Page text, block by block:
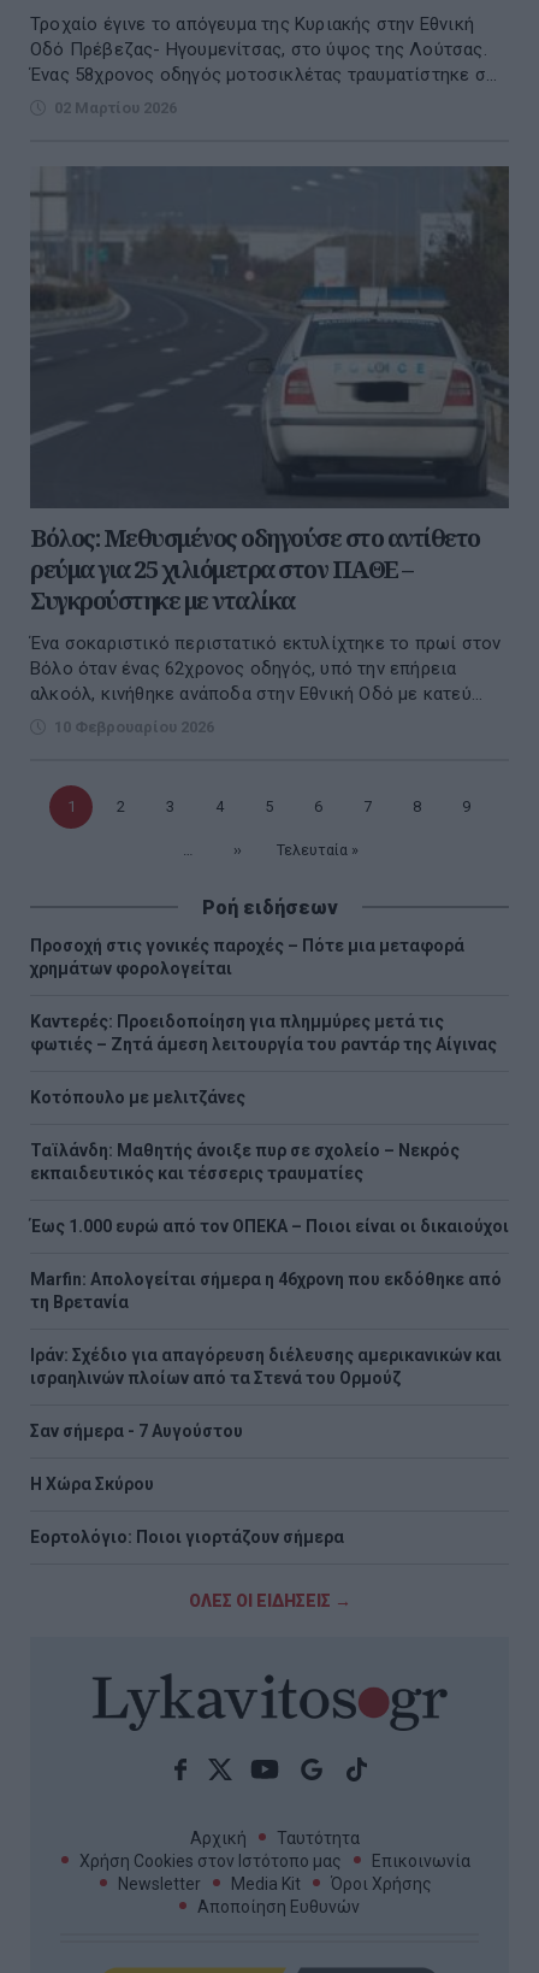
Τροχαίο έγινε το απόγευμα της Κυριακής στην Εθνική
Οδό Πρέβεζας- Ηγουμενίτσας, στο ύψος της Λούτσας.
Ένας 58χρονος οδηγός μοτοσικλέτας τραυματίστηκε σ...
02 Μαρτίου 2026
Βόλος: Μεθυσμένος οδηγούσε στο αντίθετο
ρεύμα για 25 χιλιόμετρα στον ΠΑΘΕ –
Συγκρούστηκε με νταλίκα
Ένα σοκαριστικό περιστατικό εκτυλίχτηκε το πρωί στον
Βόλο όταν ένας 62χρονος οδηγός, υπό την επήρεια
αλκοόλ, κινήθηκε ανάποδα στην Εθνική Οδό με κατεύ...
10 Φεβρουαρίου 2026
Τρέχουσα
1 Σελίδα
2 Σελίδα
3 Σελίδα
4 Σελίδα
5 Σελίδα
6 Σελίδα
7 Σελίδα
8 Σελίδα
9
Επόμενη
›› Τελευταία
Τελευταία »
Ροή ειδήσεων
Προσοχή στις γονικές παροχές – Πότε μια μεταφορά
χρημάτων φορολογείται
Καντερές: Προειδοποίηση για πλημμύρες μετά τις
φωτιές – Ζητά άμεση λειτουργία του ραντάρ της Αίγινας
Κοτόπουλο με μελιτζάνες
Ταϊλάνδη: Μαθητής άνοιξε πυρ σε σχολείο – Νεκρός
εκπαιδευτικός και τέσσερις τραυματίες
Έως 1.000 ευρώ από τον ΟΠΕΚΑ – Ποιοι είναι οι δικαιούχοι
Marfin: Απολογείται σήμερα η 46χρονη που εκδόθηκε από
τη Βρετανία
Ιράν: Σχέδιο για απαγόρευση διέλευσης αμερικανικών και
ισραηλινών πλοίων από τα Στενά του Ορμούζ
Σαν σήμερα - 7 Αυγούστου
Η Χώρα Σκύρου
Εορτολόγιο: Ποιοι γιορτάζουν σήμερα
ΟΛΕΣ ΟΙ ΕΙΔΗΣΕΙΣ →
Αρχική
Ταυτότητα
Χρήση Cookies στον Ιστότοπο μας
Επικοινωνία
Newsletter
Media Kit
Όροι Χρήσης
Αποποίηση Ευθυνών